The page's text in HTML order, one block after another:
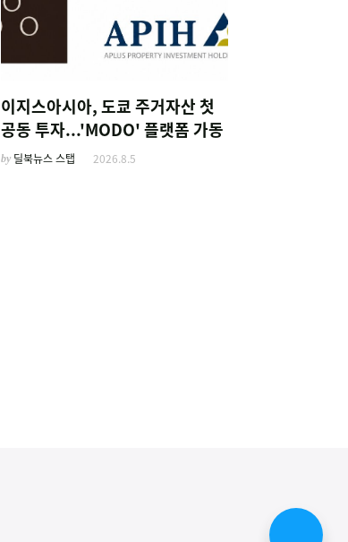
이지스아시아, 도쿄 주거자산 첫
공동 투자...'MODO' 플랫폼 가동
by 딜북뉴스 스탭 2026.8.5